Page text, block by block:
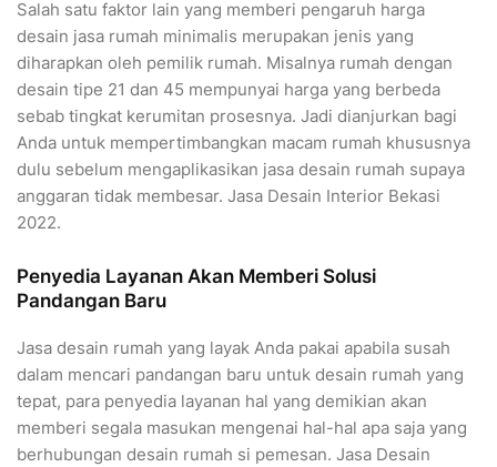
Salah satu faktor lain yang memberi pengaruh harga
desain jasa rumah minimalis merupakan jenis yang
diharapkan oleh pemilik rumah. Misalnya rumah dengan
desain tipe 21 dan 45 mempunyai harga yang berbeda
sebab tingkat kerumitan prosesnya. Jadi dianjurkan bagi
Anda untuk mempertimbangkan macam rumah khususnya
dulu sebelum mengaplikasikan jasa desain rumah supaya
anggaran tidak membesar. Jasa Desain Interior Bekasi
2022.
Penyedia Layanan Akan Memberi Solusi
Pandangan Baru
Jasa desain rumah yang layak Anda pakai apabila susah
dalam mencari pandangan baru untuk desain rumah yang
tepat, para penyedia layanan hal yang demikian akan
memberi segala masukan mengenai hal-hal apa saja yang
berhubungan desain rumah si pemesan. Jasa Desain